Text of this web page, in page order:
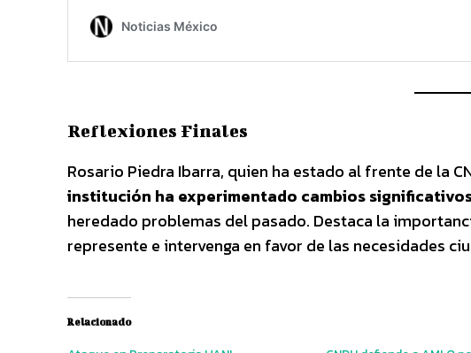
Reflexiones Finales
Rosario Piedra Ibarra, quien ha estado al frente de la
institución ha experimentado cambios
heredado problemas del pasado. Destaca la
represente e intervenga en favor de las necesidades
Relacionado